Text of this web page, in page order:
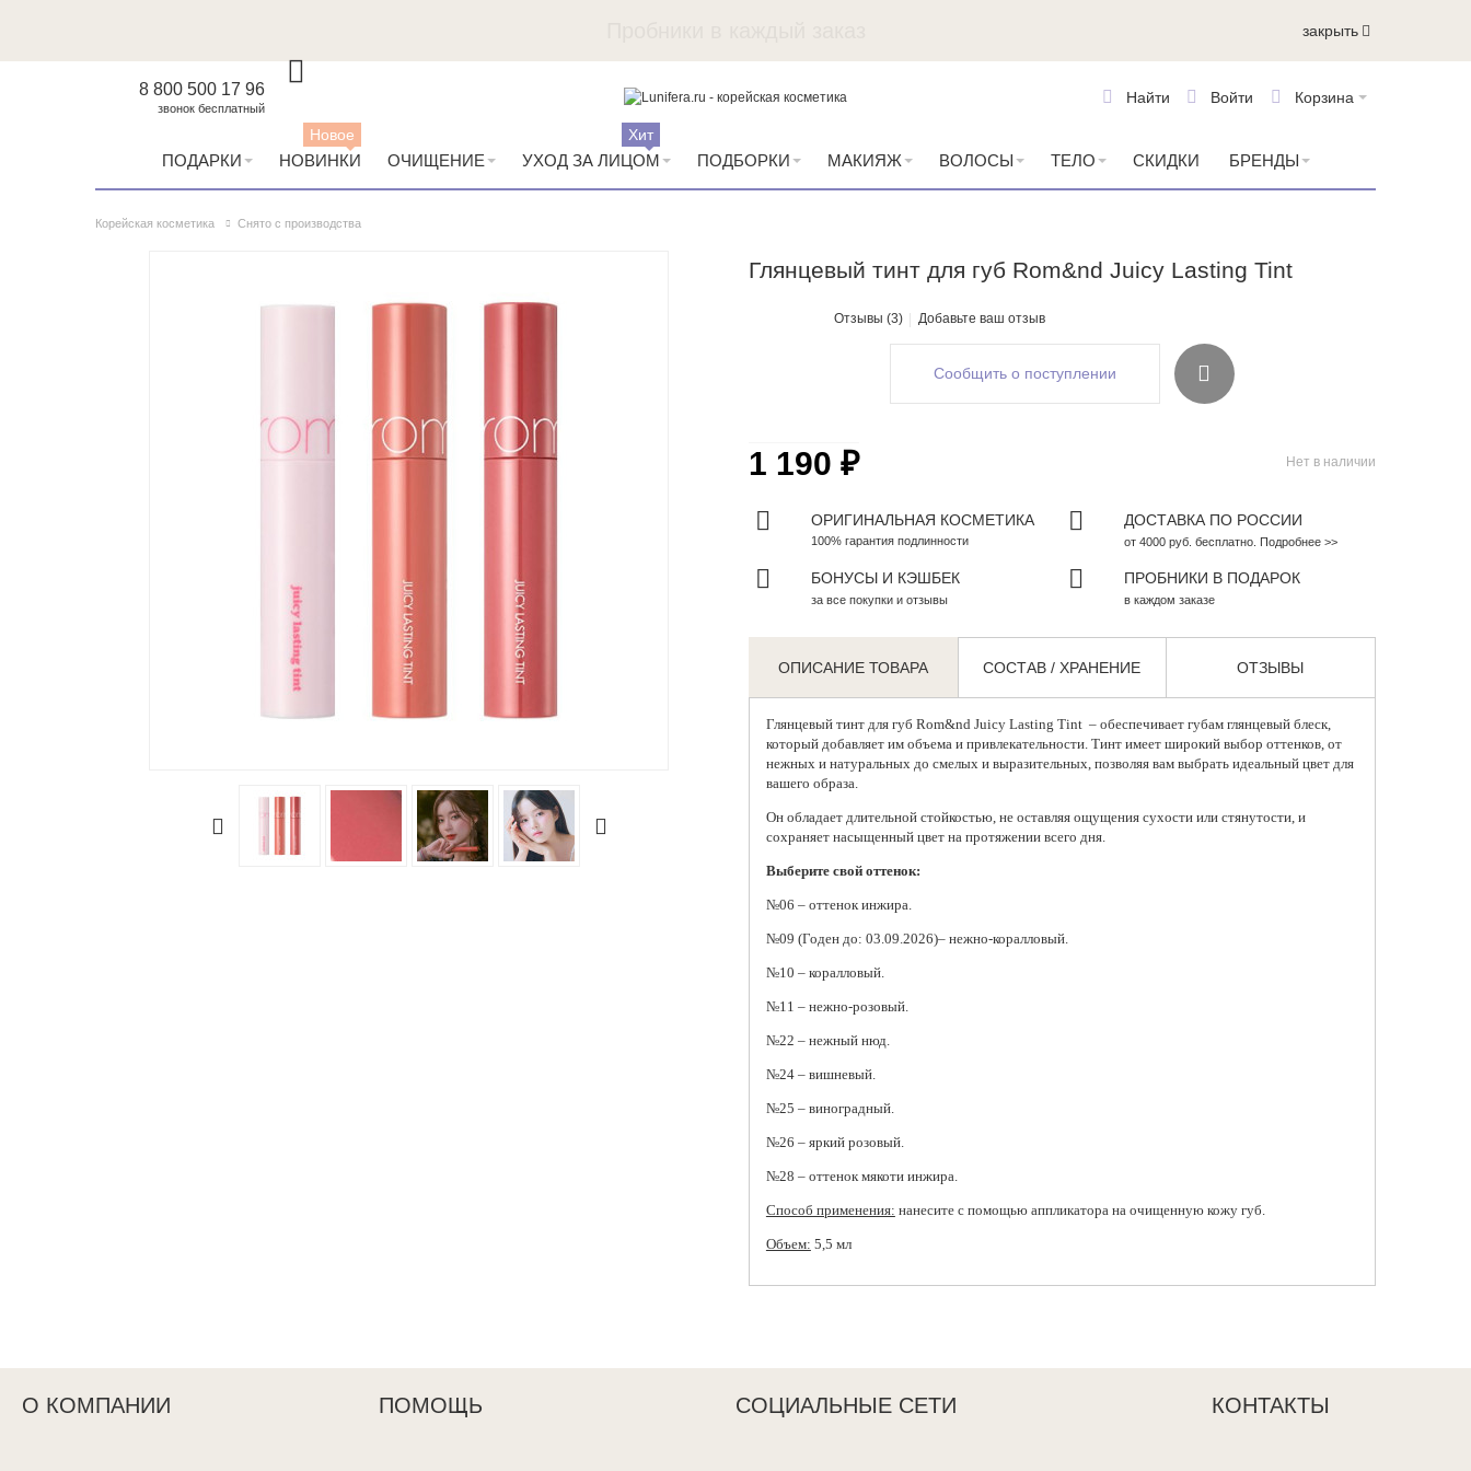
закрыть
8 800 500 17 96
звонок бесплатный
Корзина
Войти
Найти
ПОДАРКИ НОВИНКИ
Новое
ОЧИЩЕНИЕ УХОД ЗА ЛИЦОМ
Хит
ПОДБОРКИ МАКИЯЖ ВОЛОСЫ ТЕЛО СКИДКИ БРЕНДЫ
Корейская косметика Снято с производства
Глянцевый тинт для губ Rom&nd Juicy Lasting Tint
Отзывы (3) Добавьте ваш отзыв
Сообщить о поступлении
Нет в наличии
1 190 ₽
ОРИГИНАЛЬНАЯ КОСМЕТИКА
100% гарантия подлинности
ДОСТАВКА ПО РОССИИ
от 4000 руб. бесплатно. Подробнее >>
БОНУСЫ И КЭШБЕК
за все покупки и отзывы
ПРОБНИКИ В ПОДАРОК
в каждом заказе
ОПИСАНИЕ ТОВАРА СОСТАВ / ХРАНЕНИЕ ОТЗЫВЫ
Глянцевый тинт для губ Rom&nd Juicy Lasting Tint – обеспечивает губам глянцевый блеск,
который добавляет им объема и привлекательности. Тинт имеет широкий выбор оттенков, от
нежных и натуральных до смелых и выразительных, позволяя вам выбрать идеальный цвет для
вашего образа.
Он обладает длительной стойкостью, не оставляя ощущения сухости или стянутости, и
сохраняет насыщенный цвет на протяжении всего дня.
Выберите свой оттенок:
№06 – оттенок инжира.
№09 (Годен до: 03.09.2026)– нежно-коралловый.
№10 – коралловый.
№11 – нежно-розовый.
№22 – нежный нюд.
№24 – вишневый.
№25 – виноградный.
№26 – яркий розовый.
№28 – оттенок мякоти инжира.
Способ применения: нанесите с помощью аппликатора на очищенную кожу губ.
Объем: 5,5 мл
О КОМПАНИИ ПОМОЩЬ СОЦИАЛЬНЫЕ СЕТИ КОНТАКТЫ